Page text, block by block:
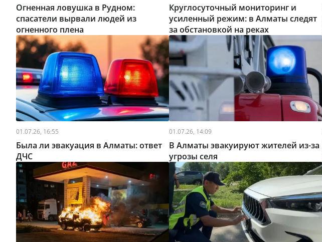
Огненная ловушка в Рудном:
спасатели вырвали людей из
огненного плена
Круглосуточный мониторинг и
усиленный режим: в Алматы следят
за обстановкой на реках
01.07.26, 16:55
Была ли эвакуация в Алматы: ответ
ДЧС
01.07.26, 14:09
В Алматы эвакуируют жителей из-за
угрозы селя